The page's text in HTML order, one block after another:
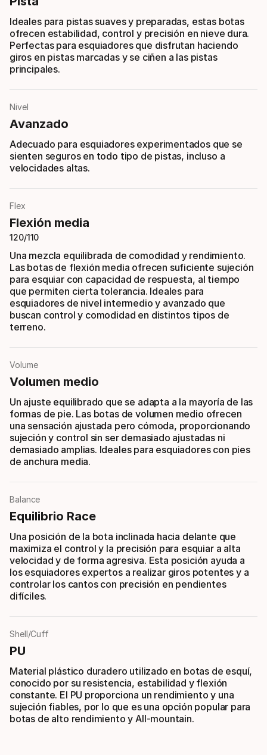
Ideales para pistas suaves y preparadas, estas botas
ofrecen estabilidad, control y precisión en nieve dura.
Perfectas para esquiadores que disfrutan haciendo
giros en pistas marcadas y se ciñen a las pistas
principales.
Nivel
Avanzado
Adecuado para esquiadores experimentados que se
sienten seguros en todo tipo de pistas, incluso a
velocidades altas.
Flex
Flexión media
120/110
Una mezcla equilibrada de comodidad y rendimiento.
Las botas de flexión media ofrecen suficiente sujeción
para esquiar con capacidad de respuesta, al tiempo
que permiten cierta tolerancia. Ideales para
esquiadores de nivel intermedio y avanzado que
buscan control y comodidad en distintos tipos de
terreno.
Volume
Volumen medio
Un ajuste equilibrado que se adapta a la mayoría de las
formas de pie. Las botas de volumen medio ofrecen
una sensación ajustada pero cómoda, proporcionando
sujeción y control sin ser demasiado ajustadas ni
demasiado amplias. Ideales para esquiadores con pies
de anchura media.
Balance
Equilibrio Race
Una posición de la bota inclinada hacia delante que
maximiza el control y la precisión para esquiar a alta
velocidad y de forma agresiva. Esta posición ayuda a
los esquiadores expertos a realizar giros potentes y a
controlar los cantos con precisión en pendientes
difíciles.
Shell/Cuff
PU
Material plástico duradero utilizado en botas de esquí,
conocido por su resistencia, estabilidad y flexión
constante. El PU proporciona un rendimiento y una
sujeción fiables, por lo que es una opción popular para
botas de alto rendimiento y All-mountain.